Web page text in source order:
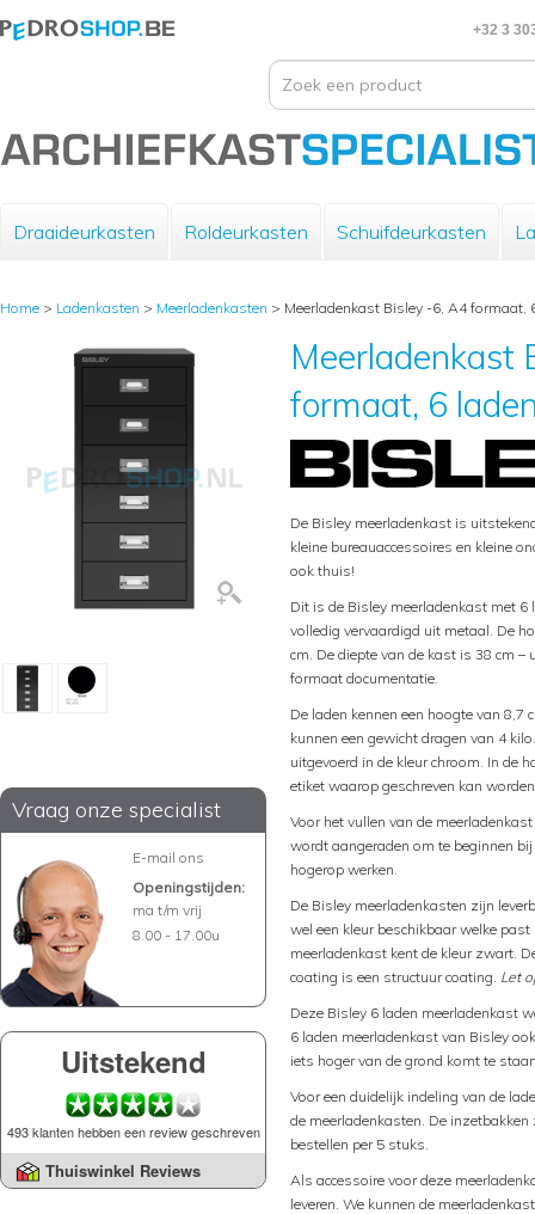
+32 3
Draaideurkasten Roldeurkasten Schuifdeurkasten
Home > Ladenkasten > Meerladenkasten > Meerladenkast Bisley -6, A4 formaat,
Vraag onze specialist
E-mail ons
Openingstijden:
ma t/m vrij
8.00 - 17.00u
Uitstekend
493 klanten hebben een review geschreven
Thuiswinkel Reviews
Meerladenkast
formaat, 6
De Bisley meerladenkast is
kleine bureauaccessoires en kleine
ook thuis!
Dit is de Bisley meerladenkast met
volledig vervaardigd uit metaal. De
cm. De diepte van de kast is 38 cm
formaat documentatie.
De laden kennen een hoogte van
kunnen een gewicht dragen van 4
uitgevoerd in de kleur chroom. In de
etiket waarop geschreven kan
Voor het vullen van de
wordt aangeraden om te beginnen
hogerop werken.
De Bisley meerladenkasten zijn
wel een kleur beschikbaar welke
meerladenkast kent de kleur zwart.
coating is een structuur coating. Let
Deze Bisley 6 laden meerladenkast
6 laden meerladenkast van Bisley
iets hoger van de grond komt te
Voor een duidelijk indeling van de
de meerladenkasten. De
bestellen per 5 stuks.
Als accessoire voor deze
leveren. We kunnen de